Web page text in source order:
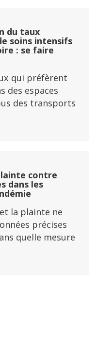
du taux
soins intensifs
: se faire
qui préfèrent
des espaces
des transports
contre
dans les
la plainte ne
précises
quelle mesure